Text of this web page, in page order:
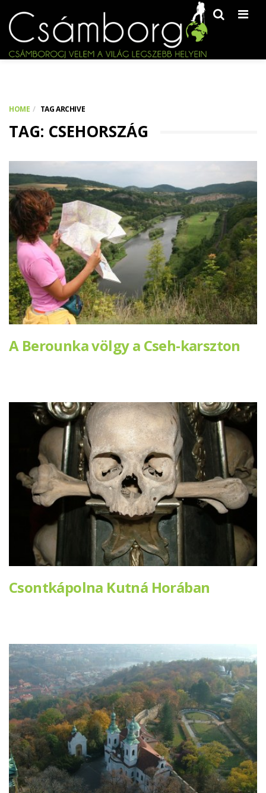
HOME TAG ARCHIVE
TAG: CSEHORSZÁG
A Berounka völgy a Cseh-karszton
Csontkápolna Kutná Horában